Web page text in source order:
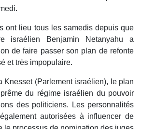
ont lieu tous les samedis depuis que
israélien Benjamin Netanyahu a
de faire passer son plan de refonte
et très impopulaire.
Knesset (Parlement israélien), le plan
du régime israélien du pouvoir
des politiciens. Les personnalités
autorisées à influencer de